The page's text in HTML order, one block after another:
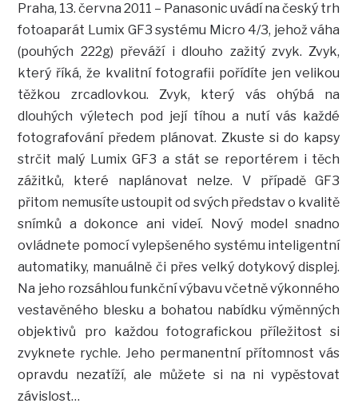
Praha, 13. června 2011 – Panasonic uvádí na český trh
fotoaparát Lumix GF3 systému Micro 4/3, jehož váha
(pouhých 222g) převáží i dlouho zažitý zvyk. Zvyk,
který říká, že kvalitní fotografii pořídíte jen velikou
těžkou zrcadlovkou. Zvyk, který vás ohýbá na
dlouhých výletech pod její tíhou a nutí vás každé
fotografování předem plánovat. Zkuste si do kapsy
strčit malý Lumix GF3 a stát se reportérem i těch
zážitků, které naplánovat nelze. V případě GF3
přitom nemusíte ustoupit od svých představ o kvalitě
snímků a dokonce ani videí. Nový model snadno
ovládnete pomocí vylepšeného systému inteligentní
automatiky, manuálně či přes velký dotykový displej.
Na jeho rozsáhlou funkční výbavu včetně výkonného
vestavěného blesku a bohatou nabídku výměnných
objektivů pro každou fotografickou příležitost si
zvyknete rychle. Jeho permanentní přítomnost vás
opravdu nezatíží, ale můžete si na ni vypěstovat
závislost…